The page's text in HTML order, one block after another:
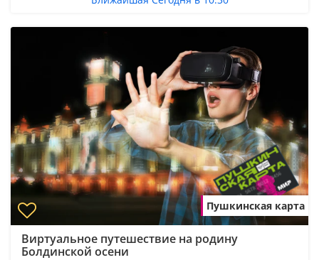
Пушкинская карта
Виртуальное путешествие на родину
Болдинской осени